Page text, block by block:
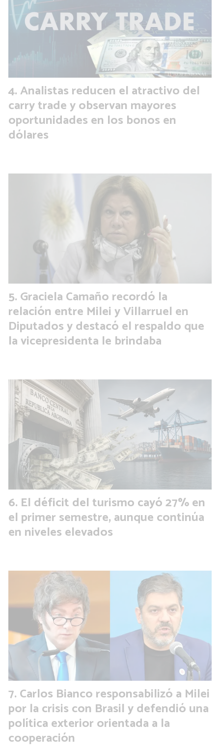
Analistas reducen el atractivo del
carry trade y observan mayores
oportunidades en los bonos en
dólares
Graciela Camaño recordó la
relación entre Milei y Villarruel en
Diputados y destacó el respaldo que
la vicepresidenta le brindaba
El déficit del turismo cayó 27% en
el primer semestre, aunque continúa
en niveles elevados
Carlos Bianco responsabilizó a Milei
por la crisis con Brasil y defendió una
política exterior orientada a la
cooperación